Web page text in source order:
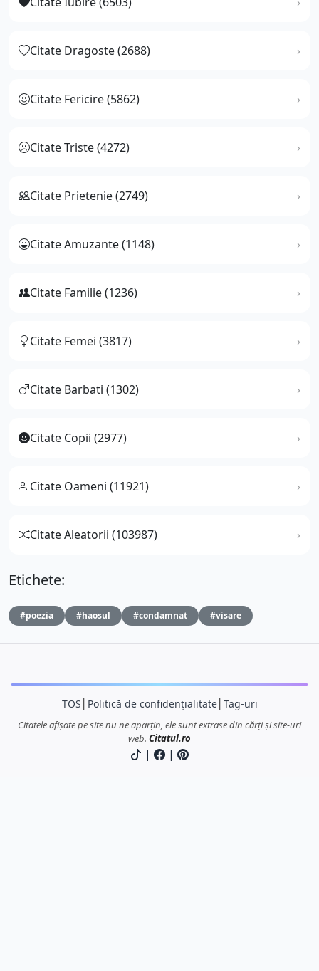
Citate Dragoste (2688)
Citate Fericire (5862)
Citate Triste (4272)
Citate Prietenie (2749)
Citate Amuzante (1148)
Citate Familie (1236)
Citate Femei (3817)
Citate Barbati (1302)
Citate Copii (2977)
Citate Oameni (11921)
Citate Aleatorii (103987)
Etichete:
#poezia #haosul #condamnat #visare
TOS Politică de confidențialitate│ Tag-uri
Citatele afișate pe site nu ne aparțin, ele sunt extrase din cărți și site-uri
web. Citatul.ro
| |